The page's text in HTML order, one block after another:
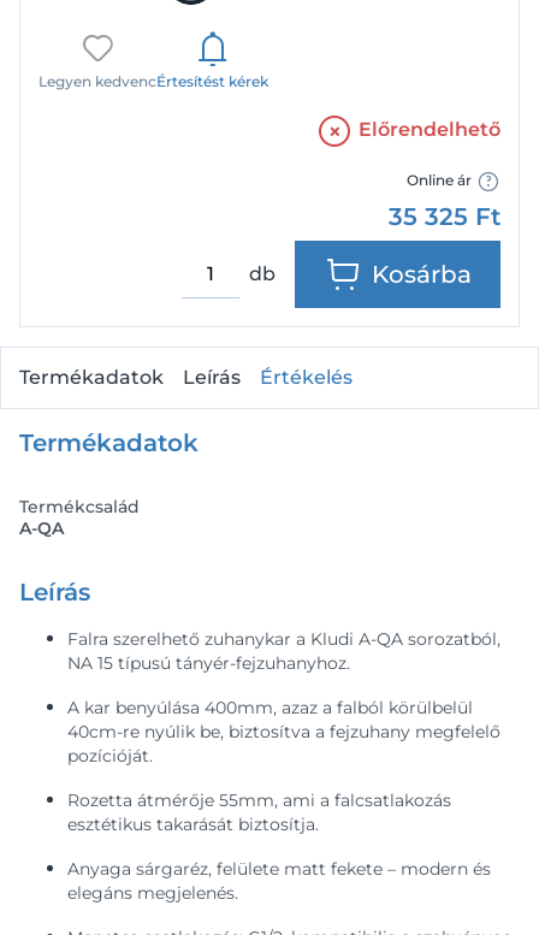
Legyen kedvencÉrtesítést kérek
Előrendelhető
Online ár
35 325 Ft
db Kosárba
Termékadatok Leírás Értékelés
Termékadatok
Termékcsalád
A-QA
Leírás
Falra szerelhető zuhanykar a Kludi A-QA sorozatból,
NA 15 típusú tányér-fejzuhanyhoz.
A kar benyúlása 400mm, azaz a falból körülbelül
40cm-re nyúlik be, biztosítva a fejzuhany megfelelő
pozícióját.
Rozetta átmérője 55mm, ami a falcsatlakozás
esztétikus takarását biztosítja.
Anyaga sárgaréz, felülete matt fekete – modern és
elegáns megjelenés.